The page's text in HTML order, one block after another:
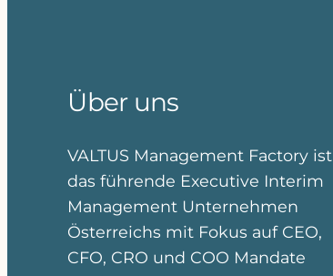
Über uns
VALTUS Management Factory ist
das führende Executive Interim
Management Unternehmen
Österreichs mit Fokus auf CEO,
CFO, CRO und COO Mandate